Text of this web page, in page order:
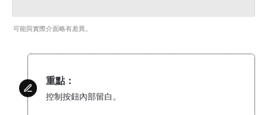
可能與實際介面略有差異。
重點：
控制按鈕內部留白。